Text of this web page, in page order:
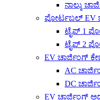
ನಾಲ್ಕು
ಪೋರ್ಟಬಲ್ EV
ಟೈಪ್ 1
ಟೈಪ್ 2
EV ಚಾರ್ಜಿಂಗ್
AC
DC
EV ಚಾರ್ಜಿಂಗ್